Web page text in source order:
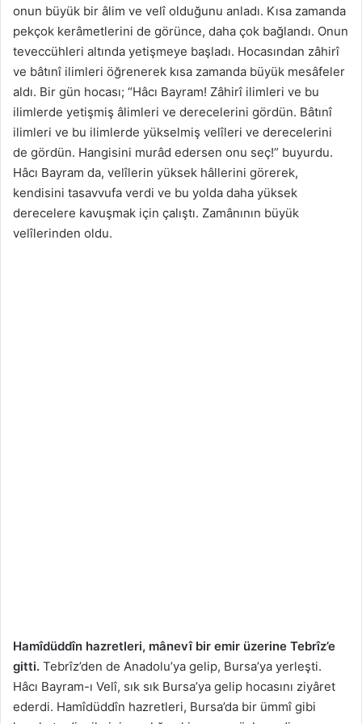
onun büyük bir âlim ve velî olduğunu anladı. Kısa zamanda
pekçok kerâmetlerini de görünce, daha çok bağlandı. Onun
teveccühleri altında yetişmeye başladı. Hocasından zâhirî
ve bâtınî ilimleri öğrenerek kısa zamanda büyük mesâfeler
aldı. Bir gün hocası; “Hâcı Bayram! Zâhirî ilimleri ve bu
ilimlerde yetişmiş âlimleri ve derecelerini gördün. Bâtınî
ilimleri ve bu ilimlerde yükselmiş velîleri ve derecelerini
de gördün. Hangisini murâd edersen onu seç!” buyurdu.
Hâcı Bayram da, velîlerin yüksek hâllerini görerek,
kendisini tasavvufa verdi ve bu yolda daha yüksek
derecelere kavuşmak için çalıştı. Zamânının büyük
velîlerinden oldu.
Hamîdüddîn hazretleri, mânevî bir emir üzerine Tebrîz’e
gitti. Tebrîz’den de Anadolu’ya gelip, Bursa’ya yerleşti.
Hâcı Bayram-ı Velî, sık sık Bursa’ya gelip hocasını ziyâret
ederdi. Hamîdüddîn hazretleri, Bursa’da bir ümmî gibi